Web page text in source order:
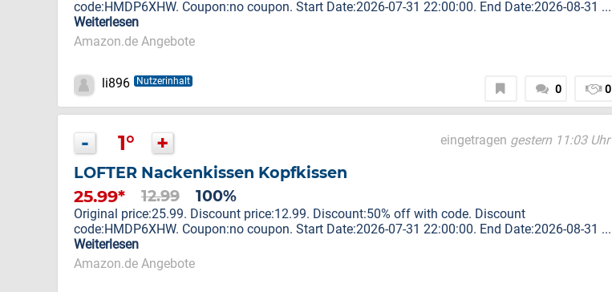
code:HMDP6XHW. Coupon:no coupon. Start Date:2026-07-31 22:00:00. End Date:2026-08-31 ...
Weiterlesen
Amazon.de Angebote
li896 Nutzerinhalt
0 0
- 1° + eingetragen gestern 11:03 Uhr
LOFTER Nackenkissen Kopfkissen
25.99* 12.99 100%
Original price:25.99. Discount price:12.99. Discount:50% off with code. Discount
code:HMDP6XHW. Coupon:no coupon. Start Date:2026-07-31 22:00:00. End Date:2026-08-31 ...
Weiterlesen
Amazon.de Angebote